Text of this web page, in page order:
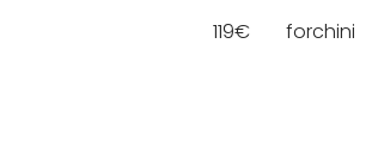
119€ forchini